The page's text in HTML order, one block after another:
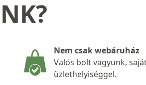
Nem csak webáruház
Valós bolt vagyunk,
üzlethelyiséggel.